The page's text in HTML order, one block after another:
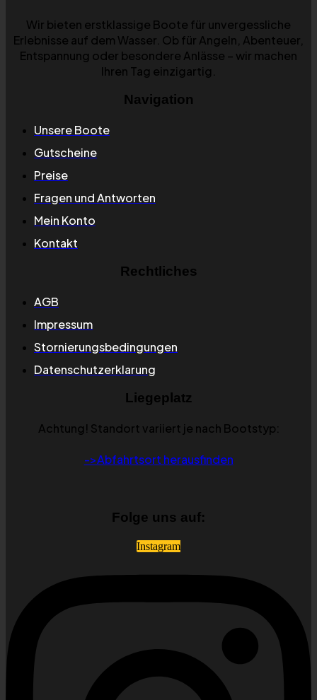
Wir bieten erstklassige Boote für unvergessliche
Erlebnisse auf dem Wasser. Ob für Angeln, Abenteuer,
Entspannung oder besondere Anlässe – wir machen
Ihren Tag einzigartig.
Navigation
Unsere Boote
Gutscheine
Preise
Fragen und Antworten
Mein Konto
Kontakt
Rechtliches
AGB
Impressum
Stornierungsbedingungen
Datenschutzerklarung
Liegeplatz
Achtung! Standort variiert je nach Bootstyp:
->Abfahrtsort herausfinden
Folge uns auf:
Instagram